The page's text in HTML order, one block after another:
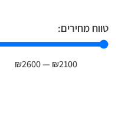
טווח מחירים:
₪2100
—
₪2600